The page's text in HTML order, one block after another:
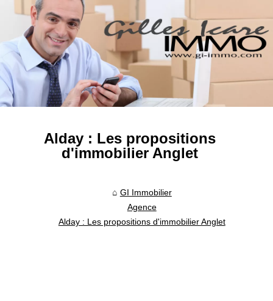
Alday : Les propositions
d'immobilier Anglet
GI Immobilier
Agence
Alday : Les propositions d'immobilier Anglet